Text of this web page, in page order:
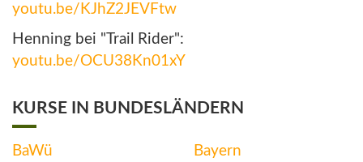
youtu.be/KJhZ2JEVFtw
Henning bei "Trail Rider":
youtu.be/OCU38Kn01xY
KURSE IN BUNDESLÄNDERN
BaWü Bayern